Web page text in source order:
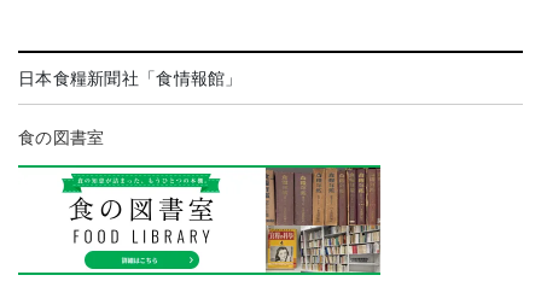
日本食糧新聞社「食情報館」
食の図書室